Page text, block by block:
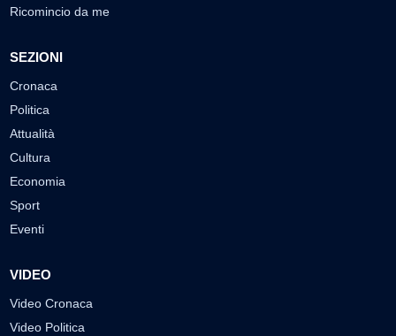
Ricomincio da me
SEZIONI
Cronaca
Politica
Attualità
Cultura
Economia
Sport
Eventi
VIDEO
Video Cronaca
Video Politica